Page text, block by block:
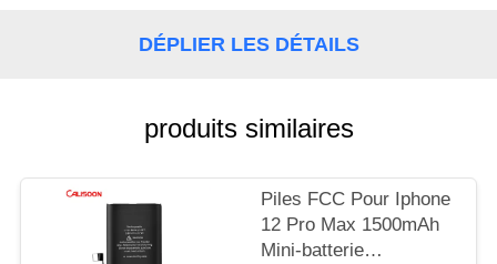
CONTRÔLE
QUALITÉ
DÉPLIER LES DÉTAILS
produits similaires
Piles FCC Pour Iphone
12 Pro Max 1500mAh
Mini-batterie